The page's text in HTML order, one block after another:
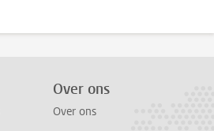
Over ons
Over ons